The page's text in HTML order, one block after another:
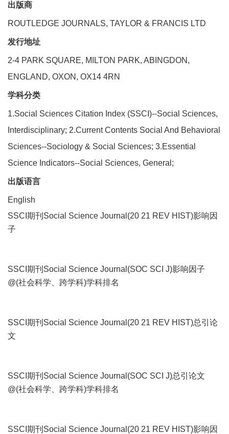
出版商
ROUTLEDGE JOURNALS, TAYLOR & FRANCIS LTD
发行地址
2-4 PARK SQUARE, MILTON PARK, ABINGDON,
ENGLAND, OXON, OX14 4RN
学科分类
1.Social Sciences Citation Index (SSCI)--Social Sciences,
Interdisciplinary; 2.Current Contents Social And Behavioral
Sciences--Sociology & Social Sciences; 3.Essential
Science Indicators--Social Sciences, General;
出版语言
English
SSCI期刊Social Science Journal(20 21 REV HIST)影响因
子
SSCI期刊Social Science Journal(SOC SCI J)影响因子
@(社会科学、跨学科)学科排名
SSCI期刊Social Science Journal(20 21 REV HIST)总引论
文
SSCI期刊Social Science Journal(SOC SCI J)总引论文
@(社会科学、跨学科)学科排名
SSCI期刊Social Science Journal(20 21 REV HIST)影响因